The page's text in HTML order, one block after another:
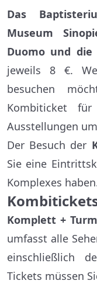
Das
Museum
Duomo und die
jeweils 8 €.
besuchen
Kombiticket
Ausstellungen
Der Besuch der
Sie eine
Komplexes
Komplett + Turm
umfasst alle
einschließlich
Tickets müssen